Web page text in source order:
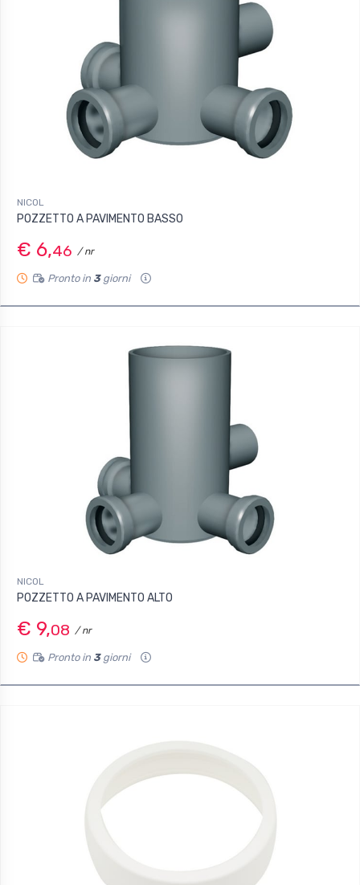
NICOL
POZZETTO A PAVIMENTO BASSO
€ 6,46 / nr
Pronto in 3giorni
NICOL
POZZETTO A PAVIMENTO ALTO
€ 9,08 / nr
Pronto in 3giorni